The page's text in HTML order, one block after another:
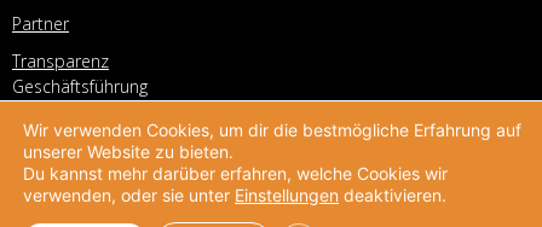
Partner
Transparenz
Geschäftsführung
Geschichte
Stellenangebote
Wir verwenden Cookies, um dir die bestmögliche Erfahrung auf
unserer Website zu bieten.
Du kannst mehr darüber erfahren, welche Cookies wir
verwenden, oder sie unter Einstellungen deaktivieren.